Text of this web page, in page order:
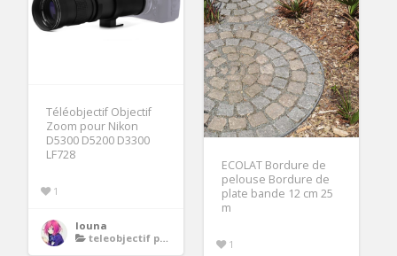
Téléobjectif Objectif
Zoom pour Nikon
D5300 D5200 D3300
LF728
1
louna
teleobjectif pour nikon
ECOLAT Bordure de
pelouse Bordure de
plate bande 12 cm 25
m
1